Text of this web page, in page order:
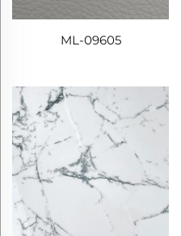
ML-09605